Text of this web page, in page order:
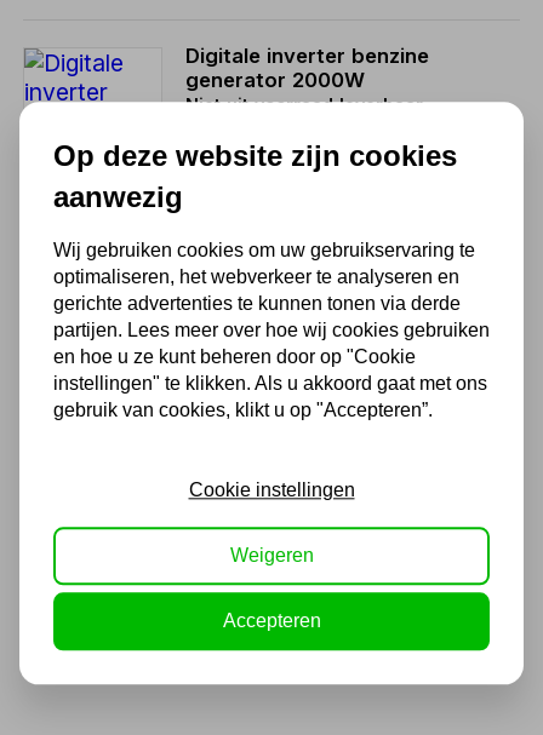
Digitale inverter benzine
generator 2000W
Niet uit voorraad leverbaar
786,50
650,00 excl. BTW
Invertergenerator 4 kW
Benzine - Noodstroom
Generator
786,50
650,00 excl. BTW
benzine - Noodstroom
Generator
544,50
Op deze website zijn cookies
aanwezig
Wij gebruiken cookies om uw gebruikservaring te
optimaliseren, het webverkeer te analyseren en
gerichte advertenties te kunnen tonen via derde
partijen. Lees meer over hoe wij cookies gebruiken
en hoe u ze kunt beheren door op "Cookie
instellingen" te klikken. Als u akkoord gaat met ons
gebruik van cookies, klikt u op "Accepteren”.
Cookie instellingen
Weigeren
Accepteren